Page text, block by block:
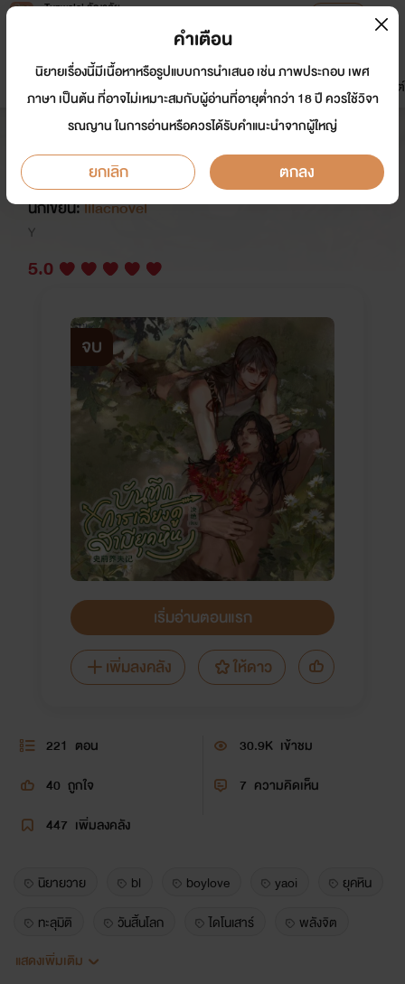
Tunwalai ธัญวลัย
หน้าแรก นิยาย อีบุ๊ก การ์ตูน
มาใหม่
ดรีมแชท ธัญลิสต์
บันทึกการเลี้ยงดูสามียุคหิน [นิยาย
นักเขียน:lilacnovel
Y
5.0
จบ
เริ่มอ่านตอนแรก
เพิ่มลงคลัง
ให้ดาว
221 ตอน 30.9K เข้าชม
40 ถูกใจ 7 ความคิดเห็น
447 เพิ่มลงคลัง
นิยายวาย bl boylove yaoi
ยุคหิน
ทะลุมิติ
วันสิ้นโลก ไดโนเสาร์
พลังจิต
สัตว์อสูร
แสดงเพิ่มเติม
คำเตือน
นิยายเรื่องนี้มีเนื้อหาหรือรูปแบบการนำเสนอ เช่น ภาพประกอบ เพศ
ภาษา เป็นต้น ที่อาจไม่เหมาะสมกับผู้อ่านที่อายุต่ำกว่า 18 ปี ควรใช้วิจา
รณญาน ในการอ่านหรือควรได้รับคำแนะนำจากผู้ใหญ่
ยกเลิก ตกลง